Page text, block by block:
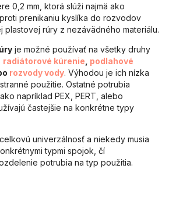
0,2 mm, ktorá slúži najmä ako
prenikaniu kyslíka do rozvodov
plastovej rúry z nezávädného materiálu.
je možné používať na všetky druhy
radiátorové kúrenie podlahové
rozvody vody. Výhodou je ich nízka
použitie. Ostatné potrubia
napríklad PEX, PERT, alebo
častejšie na konkrétne typy
univerzálnosť a niekedy musia
typmi spojok, čí
potrubia na typ použitia.